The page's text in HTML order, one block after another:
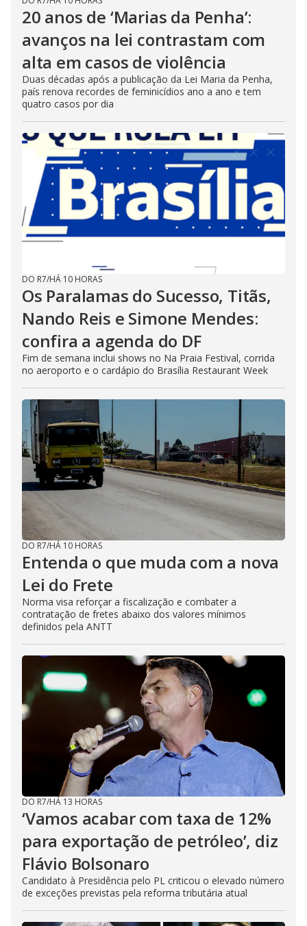
20 anos de ‘Marias da Penha’:
avanços na lei contrastam com
alta em casos de violência
Duas décadas após a publicação da Lei Maria da Penha,
país renova recordes de feminicídios ano a ano e tem
quatro casos por dia
DO R7/HÁ 10 HORAS
Os Paralamas do Sucesso, Titãs,
Nando Reis e Simone Mendes:
confira a agenda do DF
Fim de semana inclui shows no Na Praia Festival, corrida
no aeroporto e o cardápio do Brasília Restaurant Week
DO R7/HÁ 10 HORAS
Entenda o que muda com a nova
Lei do Frete
Norma visa reforçar a fiscalização e combater a
contratação de fretes abaixo dos valores mínimos
definidos pela ANTT
DO R7/HÁ 13 HORAS
‘Vamos acabar com taxa de 12%
para exportação de petróleo’, diz
Flávio Bolsonaro
Candidato à Presidência pelo PL criticou o elevado número
de exceções previstas pela reforma tributária atual